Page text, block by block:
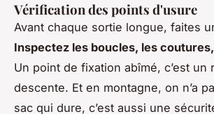
Vérification des points d'usure
Avant chaque sortie longue, faites
Inspectez les boucles, les
Un point de fixation abîmé, c’est un
descente. Et en montagne, on n’a
sac qui dure, c’est aussi une